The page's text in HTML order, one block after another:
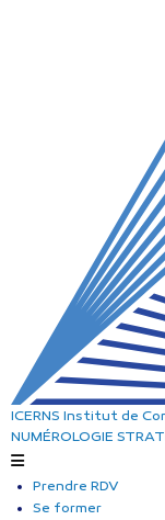
ICERNS Institut de
NUMÉROLOGIE
Prendre RDV
Se former